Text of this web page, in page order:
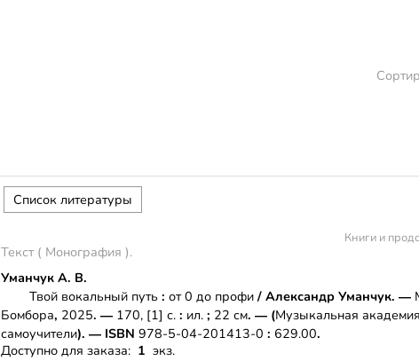
Книги и
Текст ( Монография ).
Уманчук А. В.
Твой вокальный путь : от 0 до профи / Александр Уманчук. —
Бомбора, 2025. — 170, [1] с. : ил. ; 22 см. — (Музыкальная
самоучители). — ISBN 978-5-04-201413-0 : 629.00.
Доступно для заказа: 1 экз.